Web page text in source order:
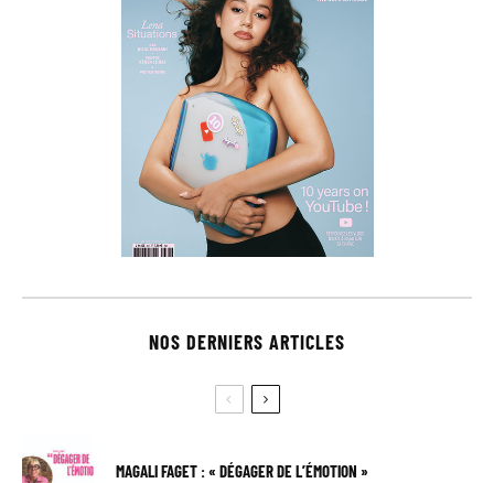
NOS DERNIERS ARTICLES
MAGALI FAGET : « DÉGAGER DE L’ÉMOTION »